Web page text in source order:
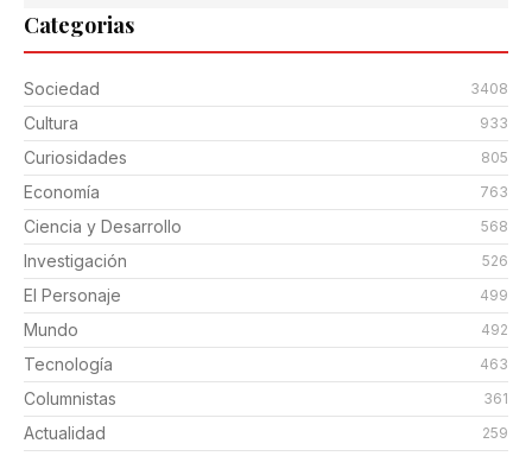
Categorias
Sociedad 3408
Cultura 933
Curiosidades 805
Economía 763
Ciencia y Desarrollo 568
Investigación 526
El Personaje 499
Mundo 492
Tecnología 463
Columnistas 361
Actualidad 259